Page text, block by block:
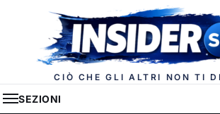
CIÒ CHE GLI ALTRI NON TI
SEZIONI